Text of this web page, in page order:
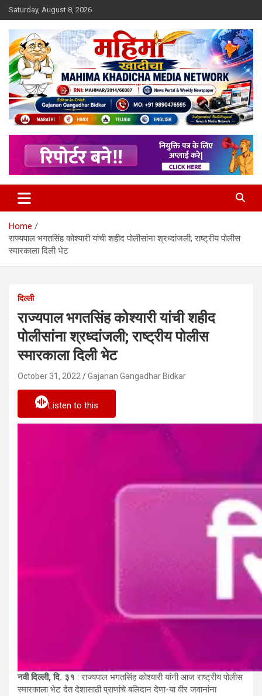
Skip
to
content
Saturday, August 8, 2026
Mahimakhadicha
Home
राज्यपाल भगतसिंह कोश्यारी यांची शहीद पोलीसांना श्रध्दांजली; राष्ट्रीय पोलीस
स्मारकाला दिली भेट
दिल्ली
राज्यपाल भगतसिंह कोश्यारी यांची शहीद
पोलीसांना श्रध्दांजली; राष्ट्रीय पोलीस
स्मारकाला दिली भेट
October 31, 2022 Gajanan Gangadhar Bidkar
Listen to this
नवी दिल्ली, दि. ३१ : राज्यपाल भगतसिंह कोश्यारी यांनी आज राष्ट्रीय पोलीस
स्मारकाला भेट देत देशासाठी प्राणांचे बलिदान देणा-या वीर जवानांना